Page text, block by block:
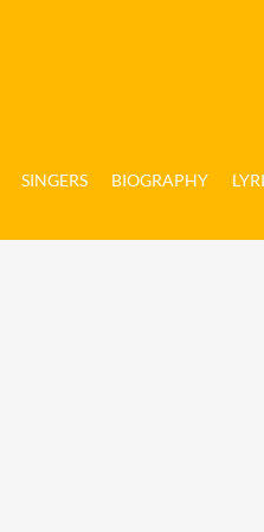
SINGERS BIOGRAPHY